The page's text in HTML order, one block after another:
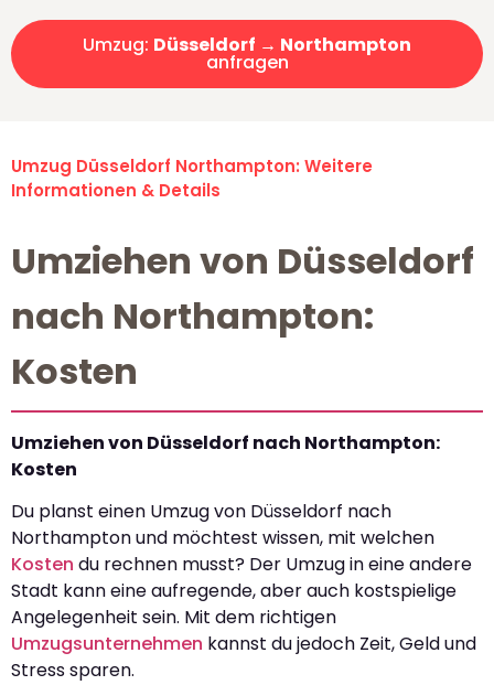
Umzug: Düsseldorf → Northampton
anfragen
Umzug Düsseldorf Northampton: Weitere
Informationen & Details
Umziehen von Düsseldorf
nach Northampton:
Kosten
Umziehen von Düsseldorf nach Northampton:
Kosten
Du planst einen Umzug von Düsseldorf nach
Northampton und möchtest wissen, mit welchen
Kosten du rechnen musst? Der Umzug in eine andere
Stadt kann eine aufregende, aber auch kostspielige
Angelegenheit sein. Mit dem richtigen
Umzugsunternehmen kannst du jedoch Zeit, Geld und
Stress sparen.